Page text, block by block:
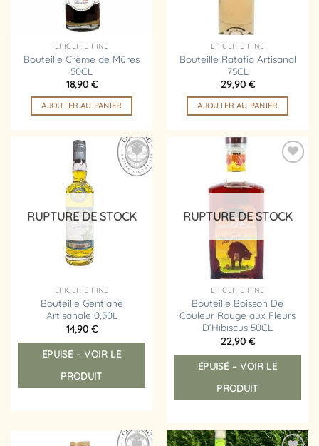
EPICERIE FINE
Bouteille Crème de Mûres
50CL
18,90 €
AJOUTER AU PANIER
EPICERIE FINE
Bouteille Ratafia Artisanal
75CL
29,90 €
AJOUTER AU PANIER
Ajouter
RUPTURE DE STOCK
EPICERIE FINE
Bouteille Gentiane
Artisanale 0,50L
14,90 €
ÉPUISÉ – VOIR LE
PRODUIT
RUPTURE DE STOCK
EPICERIE FINE
Bouteille Boisson De
Couleur Rouge aux Fleurs
D’Hibiscus 50CL
22,90 €
ÉPUISÉ – VOIR LE
PRODUIT